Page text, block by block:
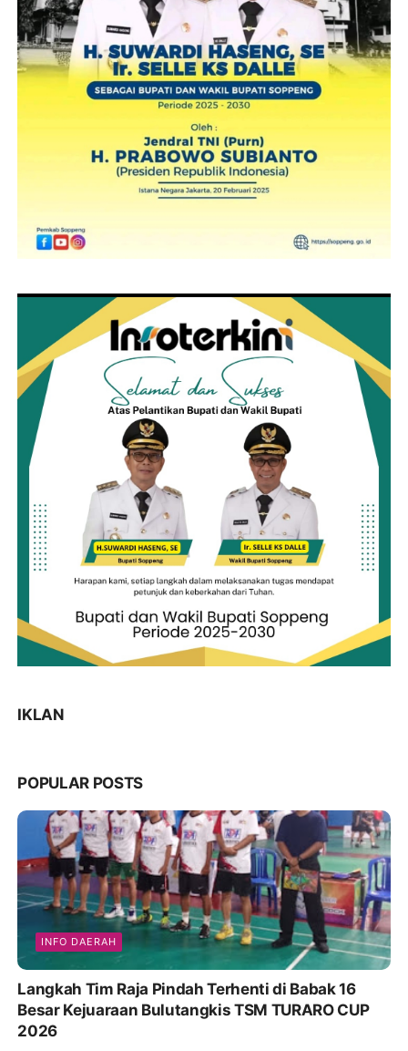
IKLAN
POPULAR POSTS
INFO DAERAH
Langkah Tim Raja Pindah Terhenti di Babak 16
Besar Kejuaraan Bulutangkis TSM TURARO CUP
2026